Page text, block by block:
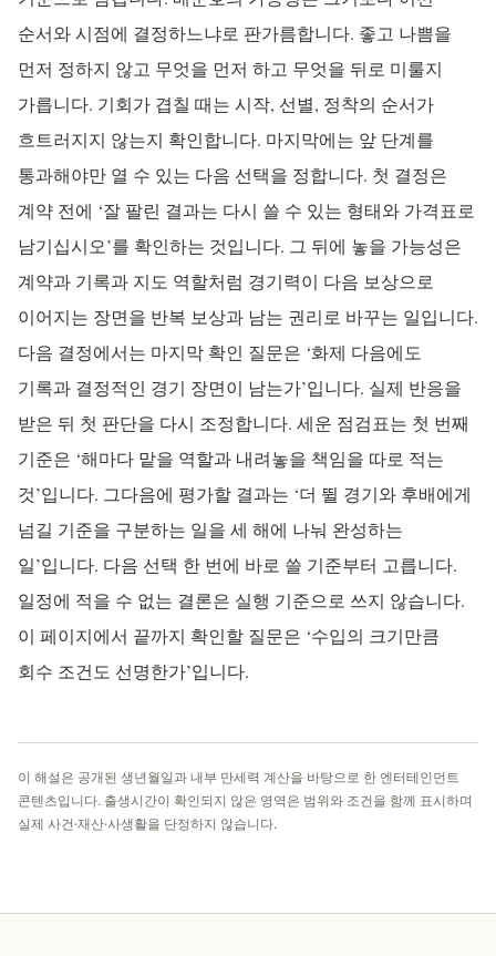
순서와 시점에 결정하느냐로 판가름합니다. 좋고 나쁨을
먼저 정하지 않고 무엇을 먼저 하고 무엇을 뒤로 미룰지
가릅니다. 기회가 겹칠 때는 시작, 선별, 정착의 순서가
흐트러지지 않는지 확인합니다. 마지막에는 앞 단계를
통과해야만 열 수 있는 다음 선택을 정합니다. 첫 결정은
계약 전에 ‘잘 팔린 결과는 다시 쓸 수 있는 형태와 가격표로
남기십시오’를 확인하는 것입니다. 그 뒤에 놓을 가능성은
계약과 기록과 지도 역할처럼 경기력이 다음 보상으로
이어지는 장면을 반복 보상과 남는 권리로 바꾸는 일입니다.
다음 결정에서는 마지막 확인 질문은 ‘화제 다음에도
기록과 결정적인 경기 장면이 남는가’입니다. 실제 반응을
받은 뒤 첫 판단을 다시 조정합니다. 세운 점검표는 첫 번째
기준은 ‘해마다 맡을 역할과 내려놓을 책임을 따로 적는
것’입니다. 그다음에 평가할 결과는 ‘더 뛸 경기와 후배에게
넘길 기준을 구분하는 일을 세 해에 나눠 완성하는
일’입니다. 다음 선택 한 번에 바로 쓸 기준부터 고릅니다.
일정에 적을 수 없는 결론은 실행 기준으로 쓰지 않습니다.
이 페이지에서 끝까지 확인할 질문은 ‘수입의 크기만큼
회수 조건도 선명한가’입니다.
이 해설은 공개된 생년월일과 내부 만세력 계산을 바탕으로 한 엔터테인먼트
콘텐츠입니다. 출생시간이 확인되지 않은 영역은 범위와 조건을 함께 표시하며
실제 사건·재산·사생활을 단정하지 않습니다.